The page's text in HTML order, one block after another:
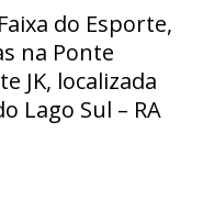
do Esporte,
na Ponte
JK, localizada
Lago Sul – RA